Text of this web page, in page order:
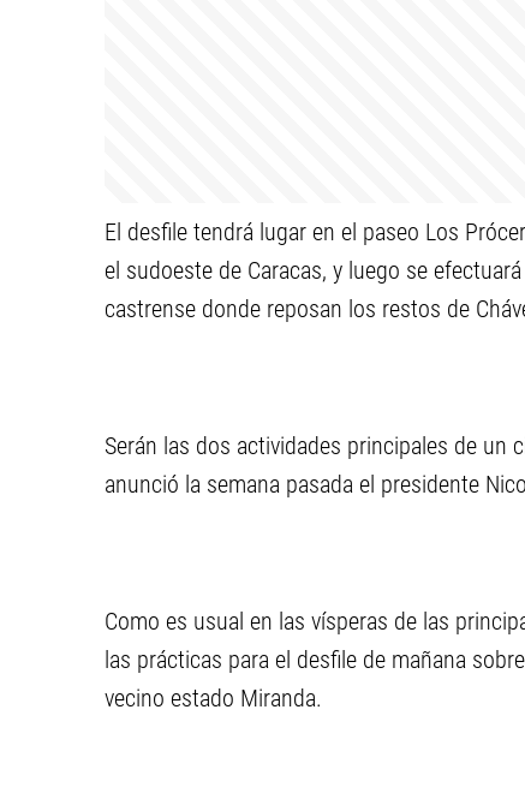
El desfile tendrá lugar en el paseo Los
el sudoeste de Caracas, y luego se
castrense donde reposan los restos de
Serán las dos actividades principales de un
anunció la semana pasada el presidente
Como es usual en las vísperas de las
las prácticas para el desfile de mañana
vecino estado Miranda.